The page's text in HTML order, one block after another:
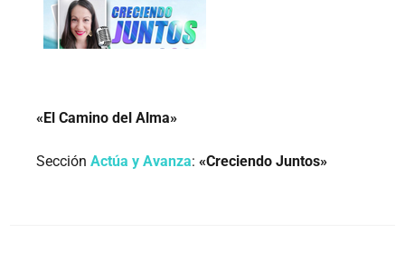
«El Camino del Alma»
SecciónActúa y Avanza:«Creciendo Juntos»